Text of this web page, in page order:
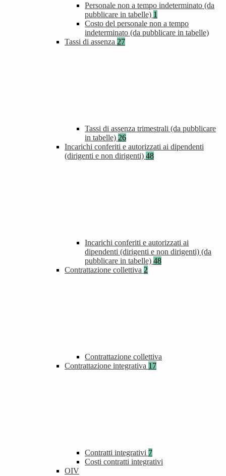
Personale non a tempo indeterminato (da
pubblicare in tabelle) 1
Costo del personale non a tempo
indeterminato (da pubblicare in tabelle)
Tassi di assenza 27
Tassi di assenza trimestrali (da pubblicare
in tabelle) 26
Incarichi conferiti e autorizzati ai dipendenti
(dirigenti e non dirigenti) 48
Incarichi conferiti e autorizzati ai
dipendenti (dirigenti e non dirigenti) (da
pubblicare in tabelle) 48
Contrattazione collettiva 2
Contrattazione collettiva
Contrattazione integrativa 17
Contratti integrativi 7
Costi contratti integrativi
OIV